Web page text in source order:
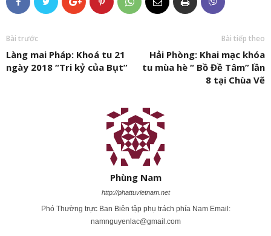
Bài trước
Làng mai Pháp: Khoá tu 21
ngày 2018 “Tri kỷ của Bụt”
Bài tiếp theo
Hải Phòng: Khai mạc khóa
tu mùa hè “ Bồ Đề Tâm” lần
8 tại Chùa Vẽ
Phùng Nam
http://phattuvietnam.net
Phó Thường trực Ban Biên tập phụ trách phía Nam Email:
namnguyenlac@gmail.com